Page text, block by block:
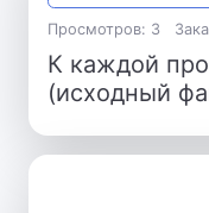
Просмотров: 3
К каждой
(исходный